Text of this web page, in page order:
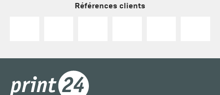
Références clients